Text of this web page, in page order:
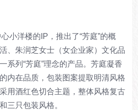
小洋楼的IP，推出了“芳庭”的概
、朱润芝女士（女企业家）文化品
系列“芳庭”理念的产品。芳庭凝香
内在品质，包装图案提取明清风格
用酒红色切合主题，整体风格复古
三只包装风格。